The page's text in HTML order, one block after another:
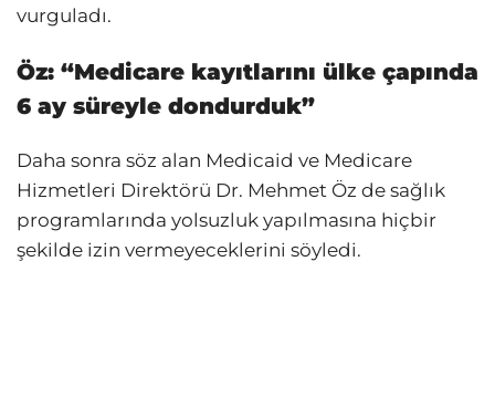
vurguladı.
Öz: “Medicare kayıtlarını ülke çapında
6 ay süreyle dondurduk”
Daha sonra söz alan Medicaid ve Medicare
Hizmetleri Direktörü Dr. Mehmet Öz de sağlık
programlarında yolsuzluk yapılmasına hiçbir
şekilde izin vermeyeceklerini söyledi.